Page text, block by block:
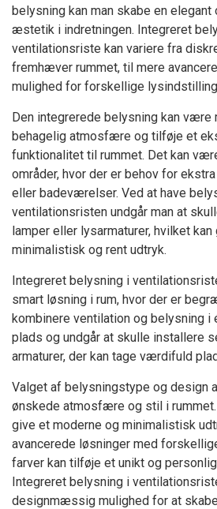
belysning kan man skabe en
æstetik i indretningen. Integreret
ventilationsriste kan variere fra
fremhæver rummet, til mere
mulighed for forskellige
Den integrerede belysning kan være
behagelig atmosfære og tilføje et
funktionalitet til rummet. Det kan
områder, hvor der er behov for
eller badeværelser. Ved at have
ventilationsristen undgår man at
lamper eller lysarmaturer, hvilket
minimalistisk og rent udtryk.
Integreret belysning i
smart løsning i rum, hvor der er
kombinere ventilation og belysning i
plads og undgår at skulle installere
armaturer, der kan tage værdifuld
Valget af belysningstype og design
ønskede atmosfære og stil i
give et moderne og minimalistisk
avancerede løsninger med
farver kan tilføje et unikt og
Integreret belysning i
designmæssig mulighed for at